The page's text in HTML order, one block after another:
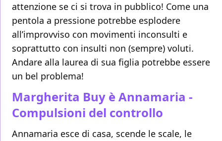
attenzione se ci si trova in pubblico! Come una
pentola a pressione potrebbe esplodere
all’improvviso con movimenti inconsulti e
soprattutto con insulti non (sempre) voluti.
Andare alla laurea di sua figlia potrebbe essere
un bel problema!
Margherita Buy è Annamaria -
Compulsioni del controllo
Annamaria esce di casa, scende le scale, le